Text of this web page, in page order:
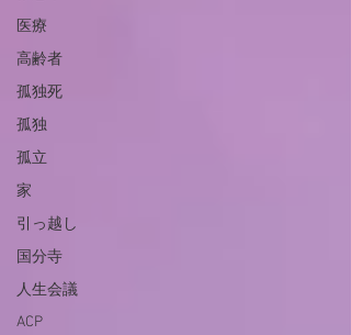
医療
高齢者
孤独死
孤独
孤立
家
引っ越し
国分寺
人生会議
ACP